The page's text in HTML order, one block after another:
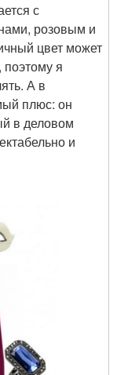
с
розовым и
цвет может
я
А в
плюс: он
в деловом
и